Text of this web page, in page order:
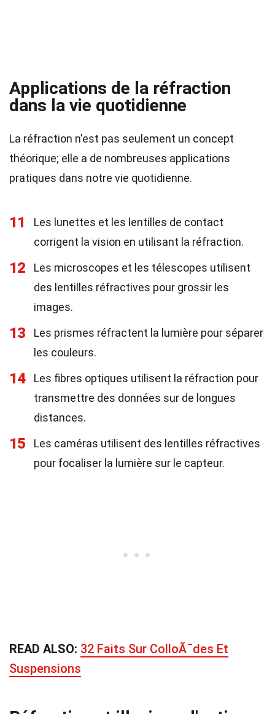
Applications de la réfraction
dans la vie quotidienne
La réfraction n'est pas seulement un concept
théorique; elle a de nombreuses applications
pratiques dans notre vie quotidienne.
11
Les lunettes et les lentilles de contact
corrigent la vision en utilisant la réfraction.
12
Les microscopes et les télescopes utilisent
des lentilles réfractives pour grossir les
images.
13
Les prismes réfractent la lumière pour séparer
les couleurs.
14
Les fibres optiques utilisent la réfraction pour
transmettre des données sur de longues
distances.
15
Les caméras utilisent des lentilles réfractives
pour focaliser la lumière sur le capteur.
READ ALSO: 32 Faits Sur ColloÃ¯des Et
Suspensions